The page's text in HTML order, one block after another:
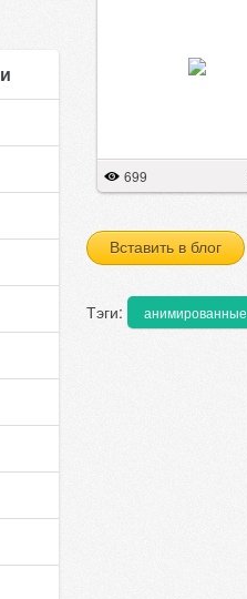
699
Вставить в блог
Тэги: анимированные